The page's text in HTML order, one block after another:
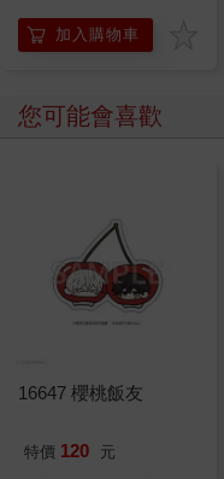
加入購物車
您可能會喜歡
16647 櫻桃飯友
特價 120 元